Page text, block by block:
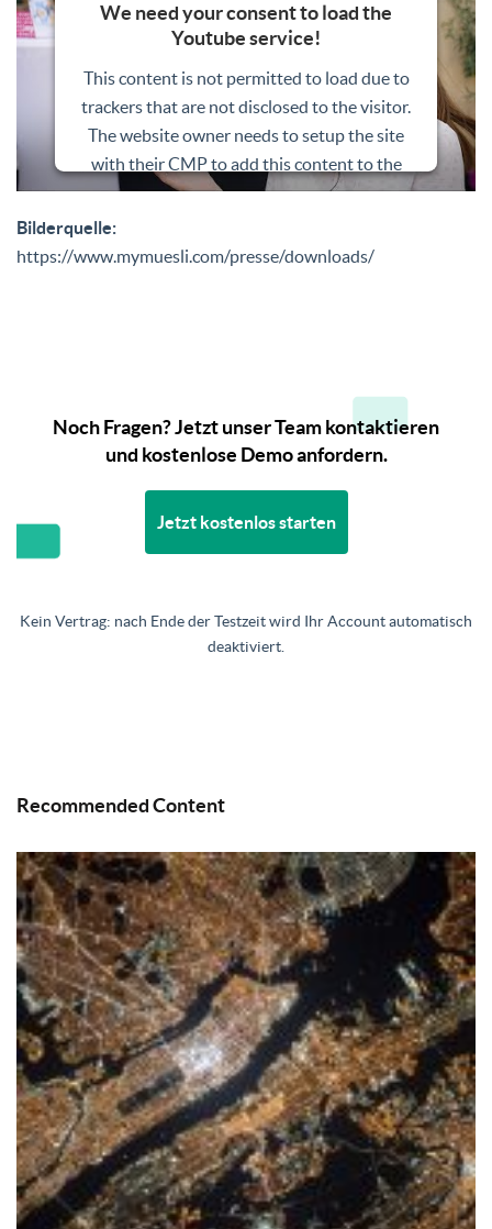
We need your consent to load the
Youtube service!
This content is not permitted to load due to
trackers that are not disclosed to the visitor.
The website owner needs to setup the site
with their CMP to add this content to the
list of technologies used.
Management Platform
Bilderquelle:
https://www.mymuesli.com/presse/downloads/
Noch Fragen? Jetzt unser Team kontaktieren
und kostenlose Demo anfordern.
Jetzt kostenlos starten
Kein Vertrag: nach Ende der Testzeit wird Ihr Account automatisch
deaktiviert.
Recommended Content